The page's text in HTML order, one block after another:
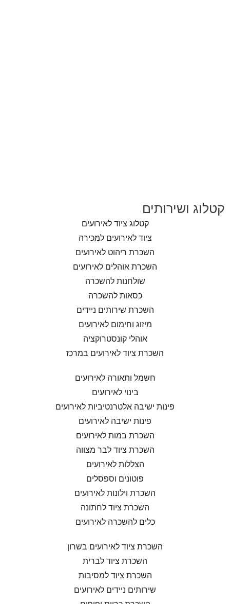
קטלוג ושירותים
קטלוג ציוד לאירועים
ציוד לאירועים למכירה
השכרת ריהוט לאירועים
השכרת אוהלים לאירועים
שולחנות להשכרה
כסאות להשכרה
השכרת שירותים ניידים
מיזוג וחימום לאירועים
אוהלי קונסטרוקציה
השכרת ציוד לאירועים במרכז
חשמל ותאורה לאירועים
בינוי לאירועים
פינות ישיבה אלטרנטיביות לאירועים
פינות ישיבה לאירועים
השכרת במות לאירועים
השכרת ציוד לבר מצווה
הצללות לאירועים
פוטונים וספסלים
השכרת וילונות לאירועים
השכרת ציוד לחתונה
כלים להשכרה לאירועים
השכרת ציוד לאירועים בשרון
השכרת ציוד לברית
השכרת ציוד למסיבות
שירותים ניידים לאירועים